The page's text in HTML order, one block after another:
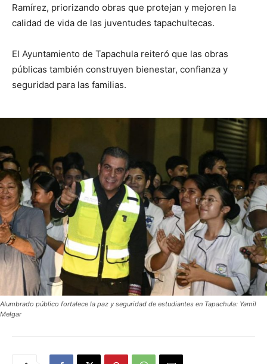
Ramírez, priorizando obras que protejan y mejoren la
calidad de vida de las juventudes tapachultecas.
El Ayuntamiento de Tapachula reiteró que las obras
públicas también construyen bienestar, confianza y
seguridad para las familias.
Alumbrado público fortalece la paz y seguridad de estudiantes en Tapachula: Yamil
Melgar